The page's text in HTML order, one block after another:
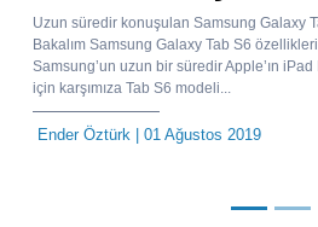
Uzun süredir konuşulan Samsung Galaxy
Bakalım Samsung Galaxy Tab S6
Samsung’un uzun bir süredir Apple’ın
için karşımıza Tab S6 modeli...
Ender Öztürk | 01 Ağustos 2019